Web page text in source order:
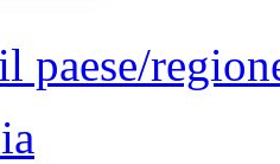
paese/